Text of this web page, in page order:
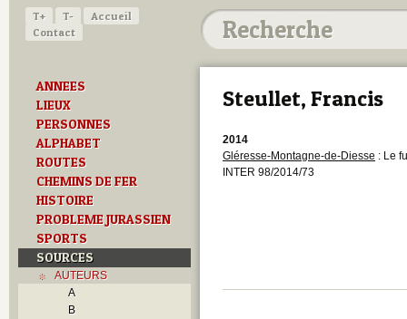
T+ T-
Accueil
Contact
ANNEES
LIEUX
PERSONNES
ALPHABET
ROUTES
CHEMINS DE FER
HISTOIRE
PROBLEME JURASSIEN
SPORTS
SOURCES
AUTEURS
A
B
Steullet, Francis
2014
Gléresse-Montagne-de-Diesse : Le
INTER 98/2014/73